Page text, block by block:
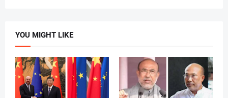
YOU MIGHT LIKE